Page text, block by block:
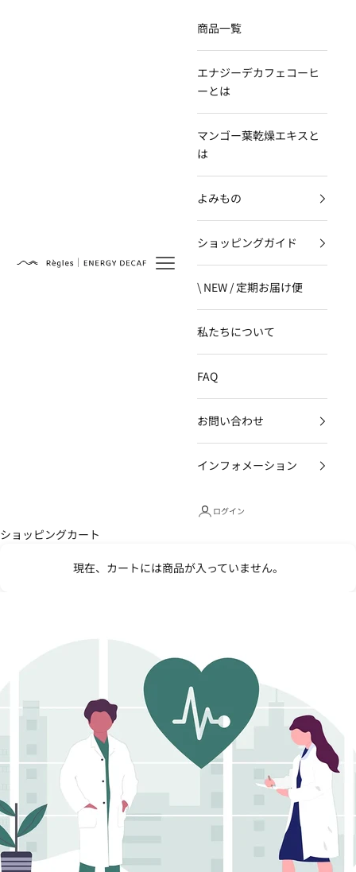
Règles
商品一覧
エナジーデカフェコーヒ
ーとは
マンゴー葉乾燥エキスと
は
よみもの
ショッピングガイド
\ NEW / 定期お届け便
私たちについて
FAQ
お問い合わせ
インフォメーション
ログイン
ショッピングカート
現在、カートには商品が入っていません。